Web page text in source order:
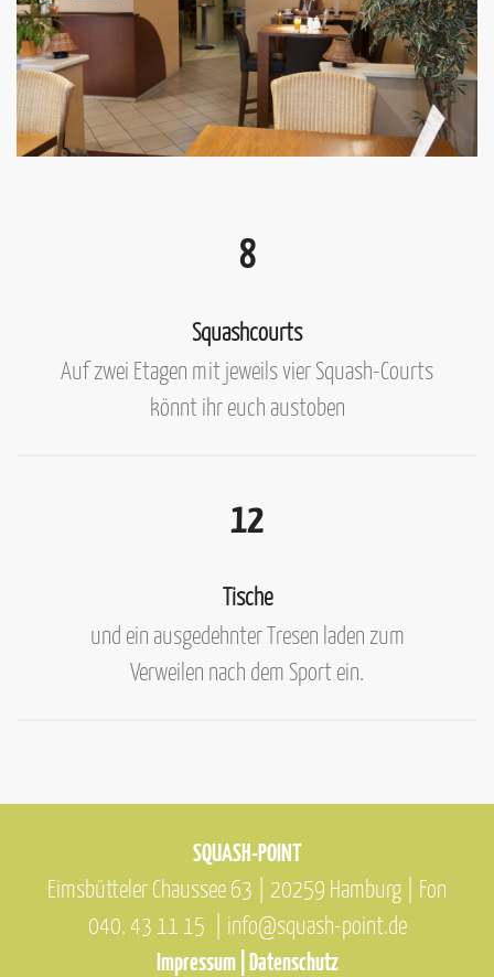
8
Squashcourts
Auf zwei Etagen mit jeweils vier Squash-Courts
könnt ihr euch austoben
12
Tische
und ein ausgedehnter Tresen laden zum
Verweilen nach dem Sport ein.
SQUASH-POINT
Eimsbütteler Chaussee 63 | 20259 Hamburg | Fon
040. 43 11 15
info@squash-point.de
Impressum| Datenschutz